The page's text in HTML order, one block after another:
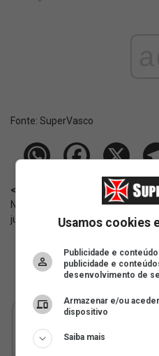
Fonte: SuperVasco‎‎‎‎‎‎
< Anterior
Notícias sobre o Vasco: 08 de
julho de 2026Usamos cookies
Publicidade e
publicidade e
desenvolvimento de
Armazenar e/ou
dispositivo
Saiba mais